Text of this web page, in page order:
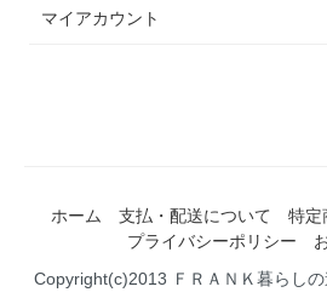
マイアカウント
ホーム 支払・配送について
特定
プライバシーポリシー
Copyright(c)2013 ＦＲＡＮＫ暮らし